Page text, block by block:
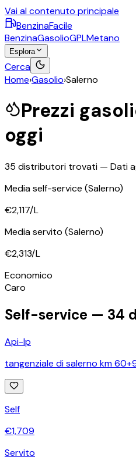
Vai al contenuto principale
BenzinaFacile
BenzinaGasolioGPLMetano
Esplora
Cerca
Home›Gasolio›Salerno
Prezzi
oggi
35 distributori trovati — Dati
Media self-service (Salerno)
€2,117/L
Media servito (Salerno)
€2,313/L
Economico
Caro
Self-service — 34
Api-Ip
tangenziale di salerno km
Self
€1,709
Servito